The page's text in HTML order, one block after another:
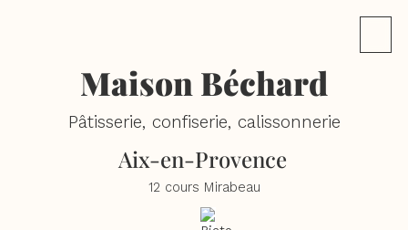
Maison Béchard
Pâtisserie, confiserie, calissonnerie
Aix-en-Provence
12 cours Mirabeau